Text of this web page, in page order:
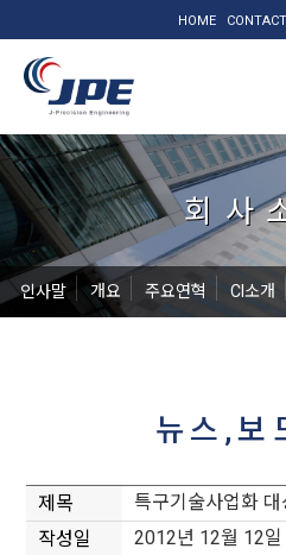
HOME
회사
인사말 개요 주요연혁 CI소개
뉴스,보
제목
특구기술사업화
작성일
2012년 12월 12일